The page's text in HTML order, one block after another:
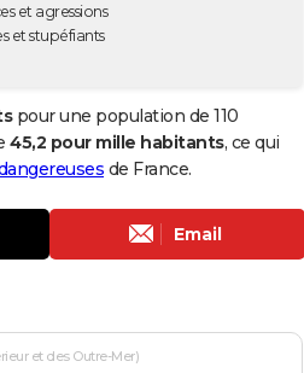
et agressions
et stupéfiants
pour une population de 110
45,2 pour mille habitants, ce qui
de France.
Email
et des Outre-Mer)